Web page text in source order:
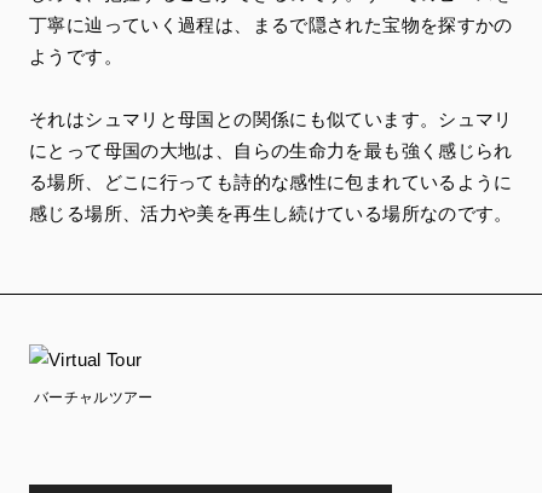
丁寧に辿っていく過程は、まるで隠された宝物を探すかの
ようです。
それはシュマリと母国との関係にも似ています。シュマリ
にとって母国の大地は、自らの生命力を最も強く感じられ
る場所、どこに行っても詩的な感性に包まれているように
感じる場所、活力や美を再生し続けている場所なのです。
バーチャルツアー